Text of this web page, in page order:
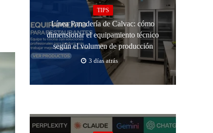
TIPS
Línea Panadería de Calvac: cómo
dimensionar el equipamiento técnico
según el volumen de producción
3 días atrás